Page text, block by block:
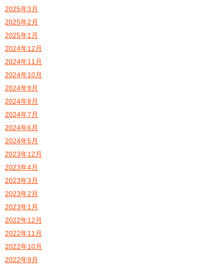
2025年3月
2025年2月
2025年1月
2024年12月
2024年11月
2024年10月
2024年9月
2024年8月
2024年7月
2024年6月
2024年5月
2023年12月
2023年4月
2023年3月
2023年2月
2023年1月
2022年12月
2022年11月
2022年10月
2022年9月